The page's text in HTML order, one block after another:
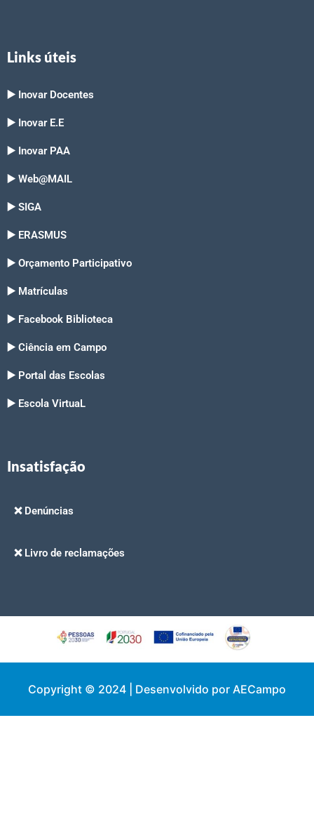
Links úteis
▶️ Inovar Docentes
▶️ Inovar E.E
▶️ Inovar PAA
▶️ Web@MAIL
▶️ SIGA
▶️ ERASMUS
▶️ Orçamento Participativo
▶️ Matrículas
▶️ Facebook Biblioteca
▶️ Ciência em Campo
▶️ Portal das Escolas
▶️ Escola VirtuaL
Insatisfação
❌ Denúncias
❌ Livro de reclamações
Copyright © 2024 | Desenvolvido por AECampo